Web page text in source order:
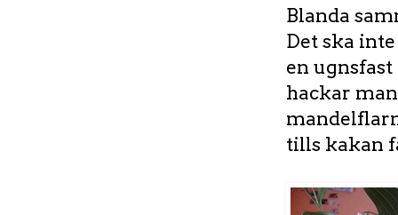
Blanda
Det ska
en
hackar
tills kakan